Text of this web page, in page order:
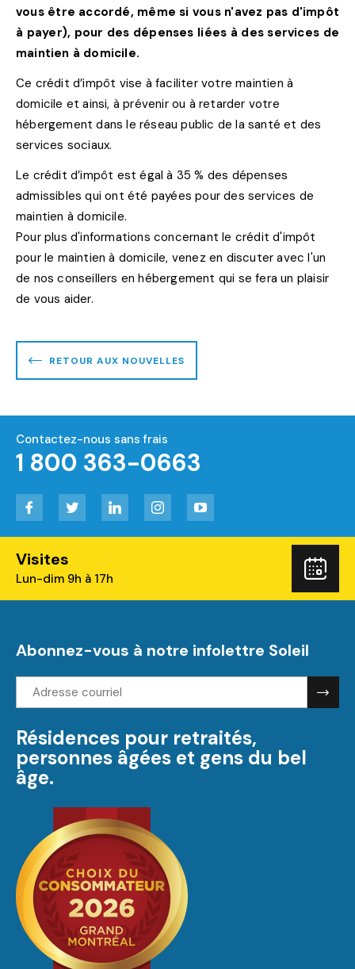
vous être accordé, même si vous n'avez pas d'impôt
à payer), pour des dépenses liées à des services de
maintien à domicile.
Ce crédit d’impôt vise à faciliter votre maintien à
domicile et ainsi, à prévenir ou à retarder votre
hébergement dans le réseau public de la santé et des
services sociaux.
Le crédit d’impôt est égal à 35 % des dépenses
admissibles qui ont été payées pour des services de
maintien à domicile.
Pour plus d'informations concernant le crédit d'impôt
pour le maintien à domicile, venez en discuter avec l'un
de nos conseillers en hébergement qui se fera un plaisir
de vous aider.
RETOUR AUX NOUVELLES
Contactez-nous sans frais
1 800 363-0663
Facebook Twitter LinkedIn Instagram
Visites
Lun-dim 9h à 17h
Abonnez-vous à notre infolettre Soleil
Adresse
courriel:
Résidences pour retraités,
personnes âgées et gens du bel
âge.